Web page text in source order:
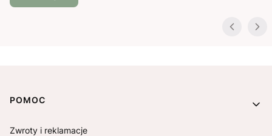
Linki w stopce
POMOC
Zwroty i reklamacje